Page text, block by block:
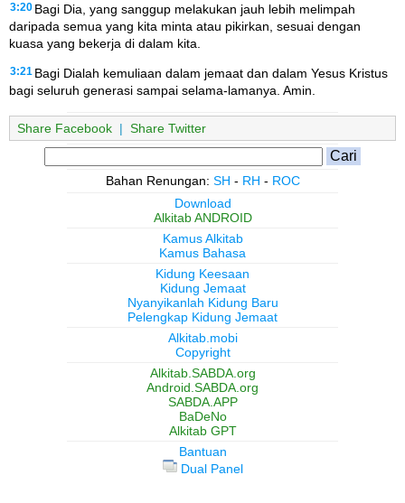
3:20 Bagi Dia, yang sanggup melakukan jauh lebih melimpah
daripada semua yang kita minta atau pikirkan, sesuai dengan
kuasa yang bekerja di dalam kita.
3:21 Bagi Dialah kemuliaan dalam jemaat dan dalam Yesus Kristus
bagi seluruh generasi sampai selama-lamanya. Amin.
Share Facebook | Share Twitter
Bahan Renungan: SH - RH - ROC
Download
Alkitab ANDROID
Kamus Alkitab
Kamus Bahasa
Kidung Keesaan
Kidung Jemaat
Nyanyikanlah Kidung Baru
Pelengkap Kidung Jemaat
Alkitab.mobi
Copyright
Alkitab.SABDA.org
Android.SABDA.org
SABDA.APP
BaDeNo
Alkitab GPT
Bantuan
Dual Panel